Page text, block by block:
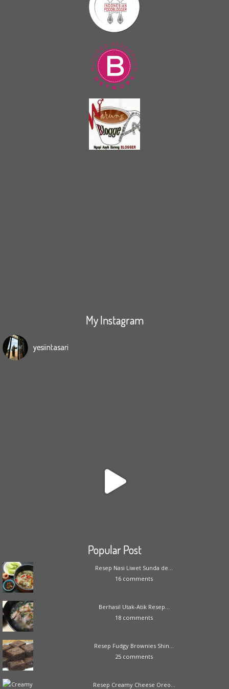
My Instagram
yesiintasari
Popular Post
Resep Nasi Liwet Sunda de...
16 comments
Berhasil Utak-Atik Resep...
18 comments
Resep Fudgy Brownies Shin...
25 comments
Resep Creamy Cheese Oreo...